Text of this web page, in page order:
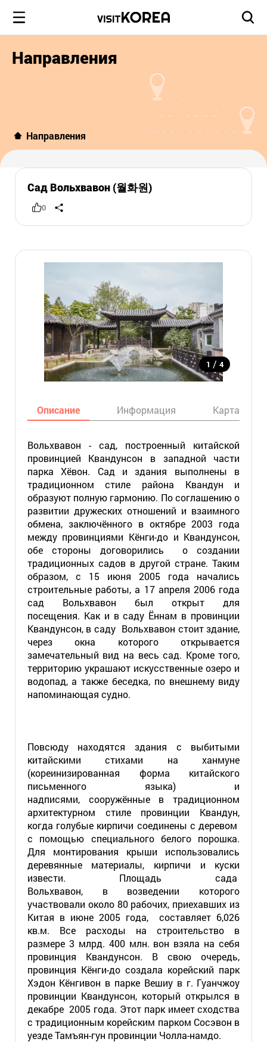
Направления
Направления
Сад Вольхвавон (월화원)
0
1 / 4
Описание Информация Карта
Вольхвавон - сад, построенный китайской
провинцией Квандунсон в западной части
парка Хёвон. Сад и здания выполнены в
традиционном стиле района Квандун и
образуют полную гармонию. По соглашению о
развитии дружеских отношений и взаимного
обмена, заключённого в октябре 2003 года
между провинциями Кёнги-до и Квандунсон,
обе стороны договорились о создании
традиционных садов в другой стране. Таким
образом, с 15 июня 2005 года начались
строительные работы, а 17 апреля 2006 года
сад Вольхвавон был открыт для
посещения. Как и в саду Ённам в провинции
Квандунсон, в саду Вольхвавон стоит здание,
через окна которого открывается
замечательный вид на весь сад. Кроме того,
территорию украшают искусственные озеро и
водопад, а также беседка, по внешнему виду
напоминающая судно.
Повсюду находятся здания с выбитыми
китайскими стихами на ханмуне
(кореинизированная форма китайского
письменного языка) и
надписями, сооружённые в традиционном
архитектурном стиле провинции Квандун,
когда голубые кирпичи соединены с деревом
с помощью специального белого порошка.
Для монтирования крыши использовались
деревянные материалы, кирпичи и куски
извести. Площадь сада
Вольхвавон, в возведении которого
участвовали около 80 рабочих, приехавших из
Китая в июне 2005 года, составляет 6,026
кв.м. Все расходы на строительство в
размере 3 млрд. 400 млн. вон взяла на себя
провинция Квандунсон. В свою очередь,
провинция Кёнги-до создала корейский парк
Хэдон Кёнгивон в парке Вешиу в г. Гуанчжоу
провинции Квандунсон, который открылся в
декабре 2005 года. Этот парк имеет сходства
с традиционным корейским парком Сосэвон в
уезде Тамъян-гун провинции Чолла-намдо.